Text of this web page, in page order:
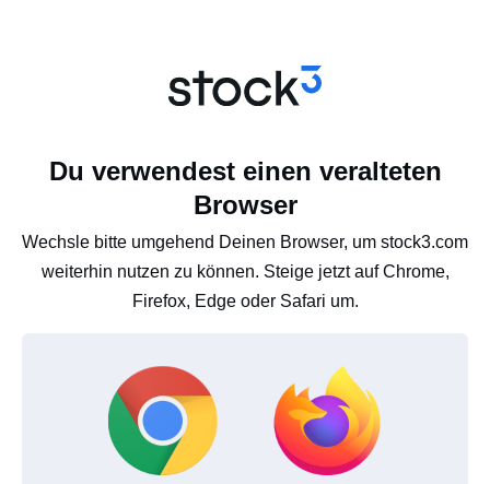
Du verwendest einen veralteten
Browser
Wechsle bitte umgehend Deinen Browser, um stock3.com
weiterhin nutzen zu können. Steige jetzt auf Chrome,
Firefox, Edge oder Safari um.